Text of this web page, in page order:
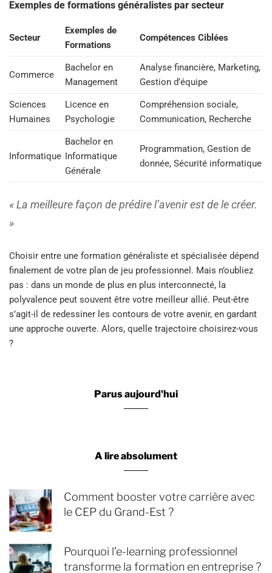
Exemples de formations généralistes par secteur
Secteur
Exemples de
Formations
Compétences Ciblées
Commerce
Bachelor en
Management
Analyse financière, Marketing,
Gestion d’équipe
Sciences
Humaines
Licence en
Psychologie
Compréhension sociale,
Communication, Recherche
Informatique
Bachelor en
Informatique
Générale
Programmation, Gestion de
donnée, Sécurité informatique
« La meilleure façon de prédire l’avenir est de le créer.
»
Choisir entre une formation généraliste et spécialisée dépend
finalement de votre plan de jeu professionnel. Mais n’oubliez
pas : dans un monde de plus en plus interconnecté, la
polyvalence peut souvent être votre meilleur allié. Peut-être
s’agit-il de redessiner les contours de votre avenir, en gardant
une approche ouverte. Alors, quelle trajectoire choisirez-vous
?
Parus aujourd'hui
A lire absolument
Comment booster votre carrière avec
le CEP du Grand-Est ?
Pourquoi l’e-learning professionnel
transforme la formation en entreprise ?